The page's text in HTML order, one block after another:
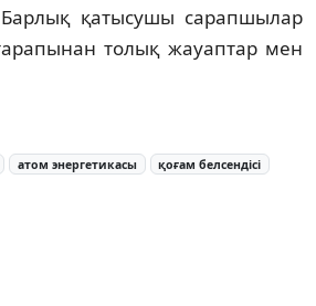
қатысушы сарапшылар
толық жауаптар мен
атом энергетикасы қоғам белсендісі